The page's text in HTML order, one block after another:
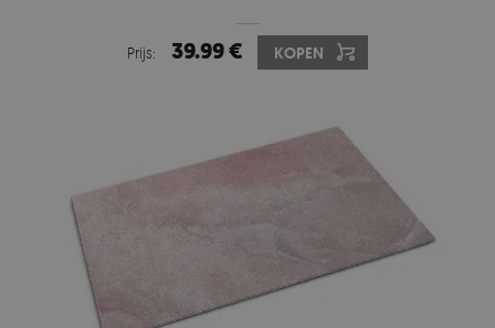
Prijs: 39.99 € KOPEN